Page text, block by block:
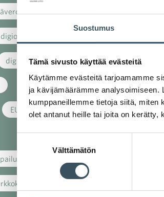
Suostumus
Tämä sivusto käyttää evästeitä
Käytämme evästeitä tarjoamamme
ja kävijämäärämme
kumppaneillemme tietoja siitä, miten
olet antanut heille tai joita on kerätty,
valinta
Välttämätön
digiostaminen
digitalisaatio
EU